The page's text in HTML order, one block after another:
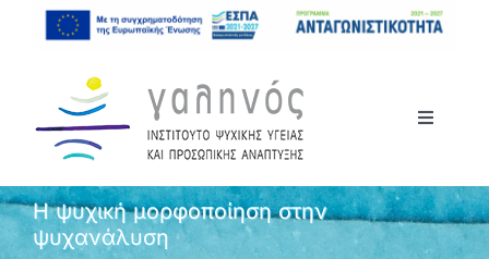
Μετάβαση
Toggle
Το Ινστιτούτο
Η ψυχική μορφοποίηση στην
ψυχανάλυση